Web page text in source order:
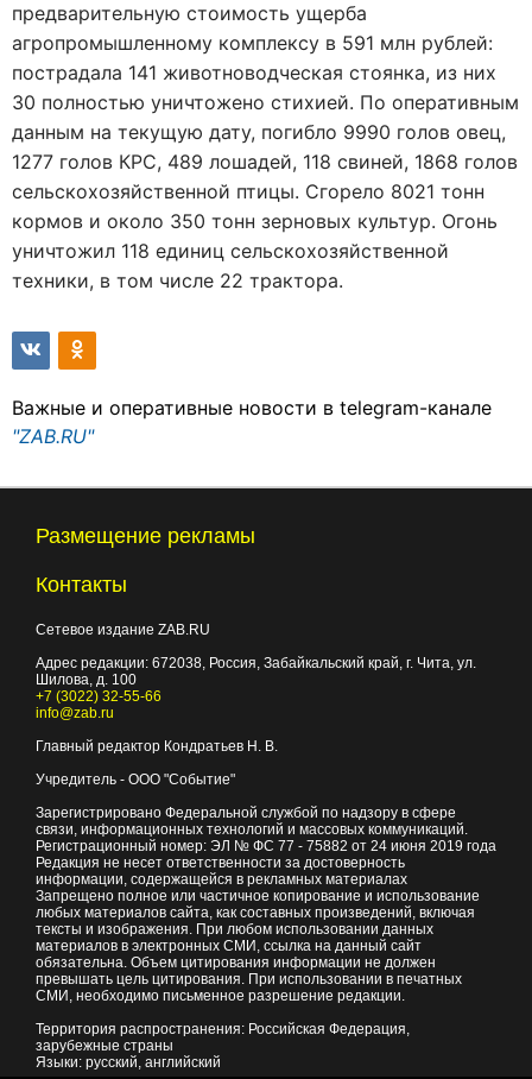
предварительную стоимость ущерба
агропромышленному комплексу в 591 млн рублей:
пострадала 141 животноводческая стоянка, из них
30 полностью уничтожено стихией. По оперативным
данным на текущую дату, погибло 9990 голов овец,
1277 голов КРС, 489 лошадей, 118 свиней, 1868 голов
сельскохозяйственной птицы. Сгорело 8021 тонн
кормов и около 350 тонн зерновых культур. Огонь
уничтожил 118 единиц сельскохозяйственной
техники, в том числе 22 трактора.
Важные и оперативные новости в telegram-канале
"ZAB.RU"
Размещение рекламы
Контакты
Сетевое издание ZAB.RU
Адрес редакции: 672038, Россия, Забайкальский край, г. Чита, ул.
Шилова, д. 100
+7 (3022) 32-55-66
info@zab.ru
Главный редактор Кондратьев Н. В.
Учредитель - ООО "Событие"
Зарегистрировано Федеральной службой по надзору в сфере
связи, информационных технологий и массовых коммуникаций.
Регистрационный номер: ЭЛ № ФС 77 - 75882 от 24 июня 2019 года
Редакция не несет ответственности за достоверность
информации, содержащейся в рекламных материалах
Запрещено полное или частичное копирование и использование
любых материалов сайта, как составных произведений, включая
тексты и изображения. При любом использовании данных
материалов в электронных СМИ, ссылка на данный сайт
обязательна. Объем цитирования информации не должен
превышать цель цитирования. При использовании в печатных
СМИ, необходимо письменное разрешение редакции.
Территория распространения: Российская Федерация,
зарубежные страны
Языки: русский, английский